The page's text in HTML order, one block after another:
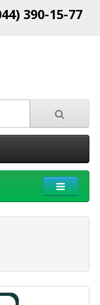
390-15-77